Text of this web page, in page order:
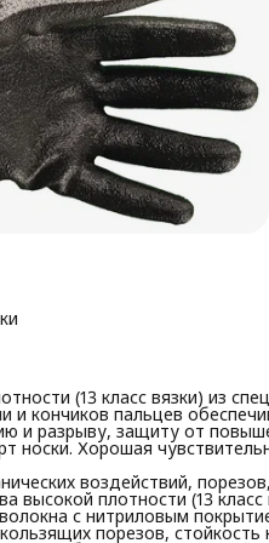
(13 класс вязки) из
и кончиков пальцев
и разрыву, защиту от
носки. Хорошая
воздействий,
высокой плотности (13 класс
с нитриловым
порезов,